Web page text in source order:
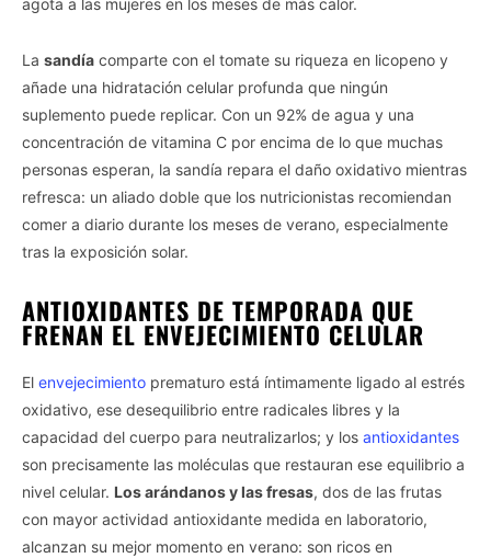
agota a las mujeres en los meses de más calor.
La sandía comparte con el tomate su riqueza en licopeno y
añade una hidratación celular profunda que ningún
suplemento puede replicar. Con un 92% de agua y una
concentración de vitamina C por encima de lo que muchas
personas esperan, la sandía repara el daño oxidativo mientras
refresca: un aliado doble que los nutricionistas recomiendan
comer a diario durante los meses de verano, especialmente
tras la exposición solar.
ANTIOXIDANTES DE TEMPORADA QUE
FRENAN EL ENVEJECIMIENTO CELULAR
El envejecimiento prematuro está íntimamente ligado al estrés
oxidativo, ese desequilibrio entre radicales libres y la
capacidad del cuerpo para neutralizarlos; y los antioxidantes
son precisamente las moléculas que restauran ese equilibrio a
nivel celular. Los arándanos y las fresas, dos de las frutas
con mayor actividad antioxidante medida en laboratorio,
alcanzan su mejor momento en verano: son ricos en